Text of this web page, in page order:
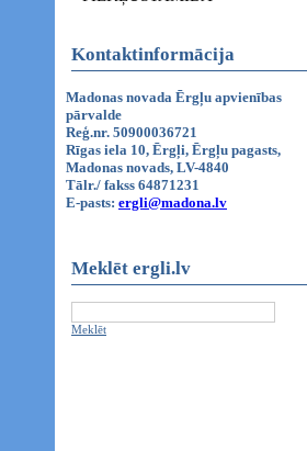
Kontaktinformācija
Madonas novada Ērgļu apvienības
pārvalde
Reģ.nr. 50900036721
Rīgas iela 10, Ērgļi, Ērgļu pagasts,
Madonas novads, LV-4840
Tālr./ fakss 64871231
E-pasts: ergli@madona.lv
Meklēt ergli.lv
Meklēt